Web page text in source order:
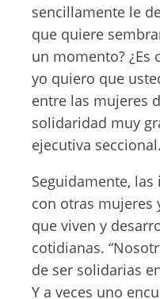
sencillamente le
que quiere
un momento? ¿Es
yo quiero que
entre las mujeres
solidaridad muy
ejecutiva seccional.
Seguidamente,
con otras mujeres
que viven y
cotidianas.
de ser solidarias
Y a veces uno